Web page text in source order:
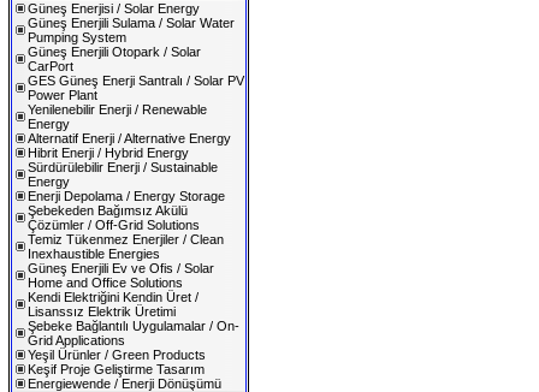
Güneş Enerjisi / Solar Energy
Güneş Enerjili Sulama / Solar Water
Pumping System
Güneş Enerjili Otopark / Solar
CarPort
GES Güneş Enerji Santralı / Solar PV
Power Plant
Yenilenebilir Enerji / Renewable
Energy
Alternatif Enerji / Alternative Energy
Hibrit Enerji / Hybrid Energy
Sürdürülebilir Enerji / Sustainable
Energy
Enerji Depolama / Energy Storage
Şebekeden Bağımsız Akülü
Çözümler / Off-Grid Solutions
Temiz Tükenmez Enerjiler / Clean
Inexhaustible Energies
Güneş Enerjili Ev ve Ofis / Solar
Home and Office Solutions
Kendi Elektriğini Kendin Üret /
Lisanssız Elektrik Üretimi
Şebeke Bağlantılı Uygulamalar / On-
Grid Applications
Yeşil Ürünler / Green Products
Keşif Proje Geliştirme Tasarım
Energiewende / Enerji Dönüşümü